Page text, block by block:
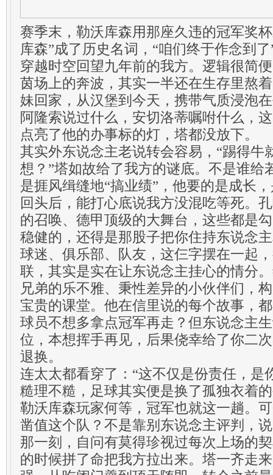
赛季末，勒沃库森用那座久违的冠军奖
库森”成了历史名词，“咱们终于作念到
穿越时空回望九年前的我方。逻辑很简
茵场上的奔波，其实一半还在生存里熬
妹回家，从汉堡到今天，携带气质浸泡
阿隆索说过什么，安切洛蒂嘱咐什么，
点亮了他的办事标的灯，塔都没放下。
其实外东说念主老说转会容易，“踢得牛
想？”塔如故给了我方的谜底。不是谁给
是捱风缉缝地“搞业绩”，他要的是成长
回头后，能打心底说我方没混吃等死。
的召唤、德甲顶级的大舞台，这些都是
稳健的，还得是那股子把你住持东说念
球迷、俱乐部、队友，这仨字摆在一起
联，其实是实在让东说念主挂心的情分
兄弟的乐不雅、秉性差异的小伙伴们，
宝贵的课堂。他在信里说的每个故事，
球员不想多拿点冠军再走？但东说念主
位，本想挥手再见，后果侥幸给了你二
退换。
连太太都看穿了：“这不仅是份责任，是
糙理不糙，足球其实便是换了孤独衣着
勒沃库森玩家何等，冠军也就这一趟。
凿值这个队？不是靠别东说念主评判，
那一刻，自问有莫得珍视过每次上场的
的时候拼了命把我方拉出来。塔一齐走